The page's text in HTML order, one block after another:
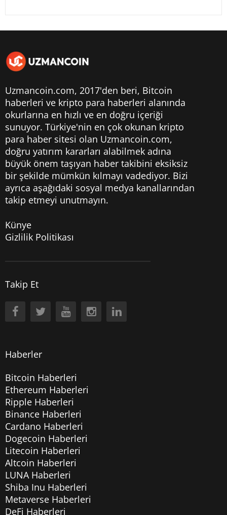
Uzmancoin.com, 2017'den beri, Bitcoin
haberleri ve kripto para haberleri alanında
okurlarına en hızlı ve en doğru içeriği
sunuyor. Türkiye'nin en çok okunan kripto
para haber sitesi olan Uzmancoin.com,
doğru yatırım kararları alabilmek adına
büyük önem taşıyan haber takibini eksiksiz
bir şekilde mümkün kılmayı vadediyor. Bizi
ayrıca aşağıdaki sosyal medya kanallarından
takip etmeyi unutmayın.
Künye
Gizlilik Politikası
Takip Et
Haberler
Bitcoin Haberleri
Ethereum Haberleri
Ripple Haberleri
Binance Haberleri
Cardano Haberleri
Dogecoin Haberleri
Litecoin Haberleri
Altcoin Haberleri
LUNA Haberleri
Shiba Inu Haberleri
Metaverse Haberleri
DeFi Haberleri